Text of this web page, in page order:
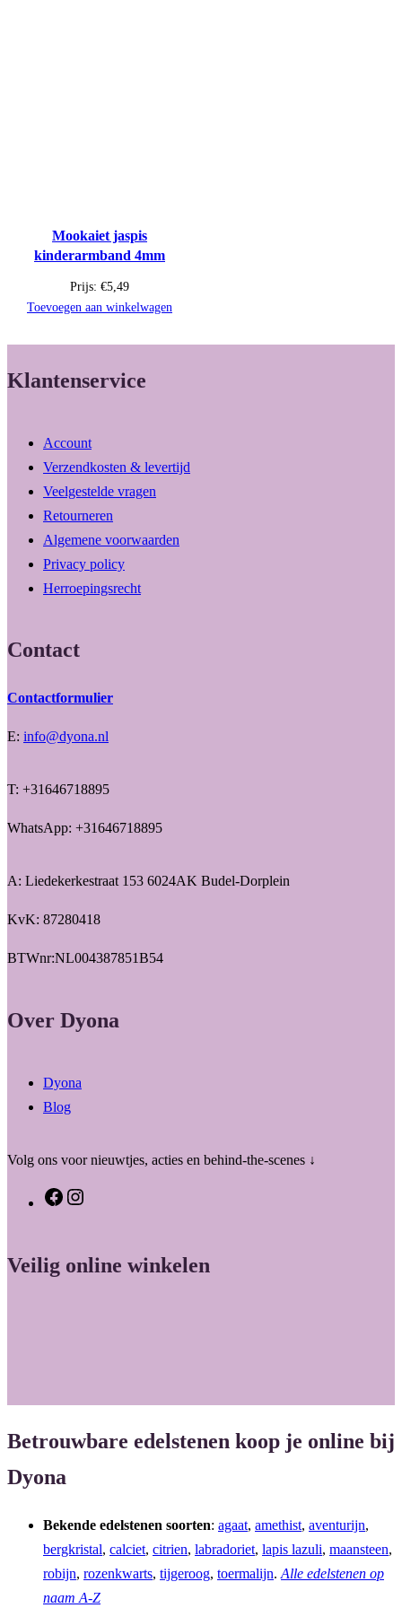
Mookaiet jaspis
kinderarmband 4mm
Prijs: €5,49
Toevoegen aan winkelwagen
Klantenservice
Account
Verzendkosten & levertijd
Veelgestelde vragen
Retourneren
Algemene voorwaarden
Privacy policy
Herroepingsrecht
Contact
Contactformulier
E: info@dyona.nl
T: +31646718895
WhatsApp: +31646718895
A: Liedekerkestraat 153 6024AK Budel-Dorplein
KvK: 87280418
BTWnr:NL004387851B54
Over Dyona
Dyona
Blog
Volg ons voor nieuwtjes, acties en behind-the-scenes ↓
F
e
t
Veilig online winkelen
Betrouwbare edelstenen koop je online bij
Dyona
Bekende edelstenen soorten: agaat, amethist, aventurijn,
bergkristal, calciet, citrien, labradoriet, lapis lazuli, maansteen,
robijn, rozenkwarts, tijgeroog, toermalijn. Alle edelstenen op
naam A-Z